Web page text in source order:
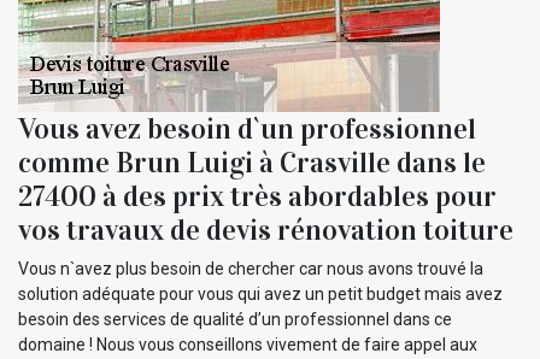
Vous avez besoin d`un professionnel
comme Brun Luigi à Crasville dans le
27400 à des prix très abordables pour
vos travaux de devis rénovation toiture
Vous n`avez plus besoin de chercher car nous avons trouvé la
solution adéquate pour vous qui avez un petit budget mais avez
besoin des services de qualité d’un professionnel dans ce
domaine ! Nous vous conseillons vivement de faire appel aux